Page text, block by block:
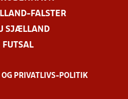
FALSTER
SJÆLLAND
FUTSAL
OG PRIVATLIVS-POLITIK